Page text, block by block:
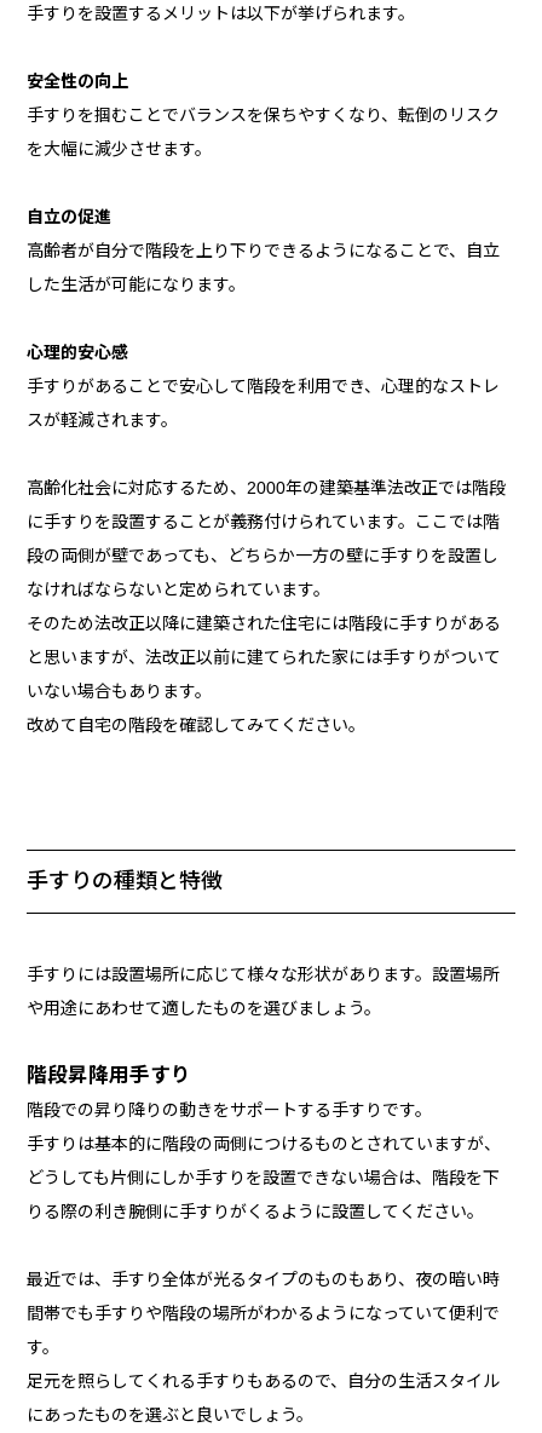
手すりを設置するメリットは以下が挙げられます。
安全性の向上
手すりを掴むことでバランスを保ちやすくなり、転倒のリスク
を大幅に減少させます。
自立の促進
高齢者が自分で階段を上り下りできるようになることで、自立
した生活が可能になります。
心理的安心感
手すりがあることで安心して階段を利用でき、心理的なストレ
スが軽減されます。
高齢化社会に対応するため、2000年の建築基準法改正では階段
に手すりを設置することが義務付けられています。ここでは階
段の両側が壁であっても、どちらか一方の壁に手すりを設置し
なければならないと定められています。
そのため法改正以降に建築された住宅には階段に手すりがある
と思いますが、法改正以前に建てられた家には手すりがついて
いない場合もあります。
改めて自宅の階段を確認してみてください。
手すりの種類と特徴
手すりには設置場所に応じて様々な形状があります。設置場所
や用途にあわせて適したものを選びましょう。
階段昇降用手すり
階段での昇り降りの動きをサポートする手すりです。
手すりは基本的に階段の両側につけるものとされていますが、
どうしても片側にしか手すりを設置できない場合は、階段を下
りる際の利き腕側に手すりがくるように設置してください。
最近では、手すり全体が光るタイプのものもあり、夜の暗い時
間帯でも手すりや階段の場所がわかるようになっていて便利で
す。
足元を照らしてくれる手すりもあるので、自分の生活スタイル
にあったものを選ぶと良いでしょう。